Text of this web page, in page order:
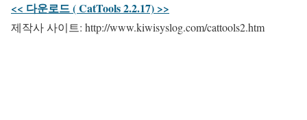
<< 다운로드 ( CatTools 2.2.17) >>
제작사 사이트: http://www.kiwisyslog.com/cattools2.htm